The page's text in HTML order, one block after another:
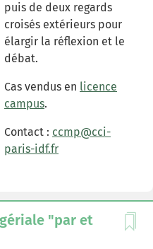
puis de deux regards
croisés extérieurs pour
élargir la réflexion et le
débat.
Cas vendus en licence
campus.
Contact : ccmp@cci-
paris-idf.fr
"par et